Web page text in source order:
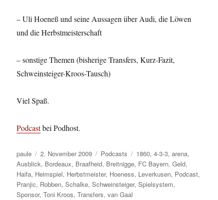
– Uli Hoeneß und seine Aussagen über Audi, die Löwen
und die Herbstmeisterschaft
– sonstige Themen (bisherige Transfers, Kurz-Fazit,
Schweinsteiger-Kroos-Tausch)
Viel Spaß.
Podcastbei Podhost.
Autor
paule
Veröffentlicht
am
2. November 2009 Kategorien
Podcasts Schlagwörter
1860,4-3-3,arena,
Ausblick, Bordeaux, Braafheid, Breitnigge, FC Bayern,Geld,
Haifa, Heimspiel, Herbstmeister, Hoeness, Leverkusen, Podcast,
Pranjic, Robben,Schalke,Schweinsteiger,Spielsystem,
Sponsor,Toni Kroos,Transfers,van Gaal